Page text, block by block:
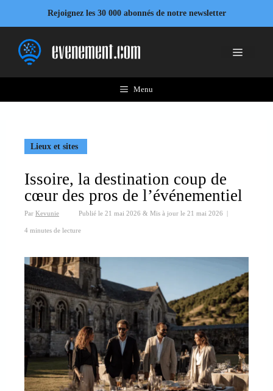
contenu
Rejoignez les 30 000 abonnés de notre newsletter
Menu
Menu
Lieux et sites
Issoire, la destination coup de
cœur des pros de l’événementiel
Par Kevunie Publié le 21 mai 2026 & Mis à jour le 21 mai 2026 |
4 minutes de lecture